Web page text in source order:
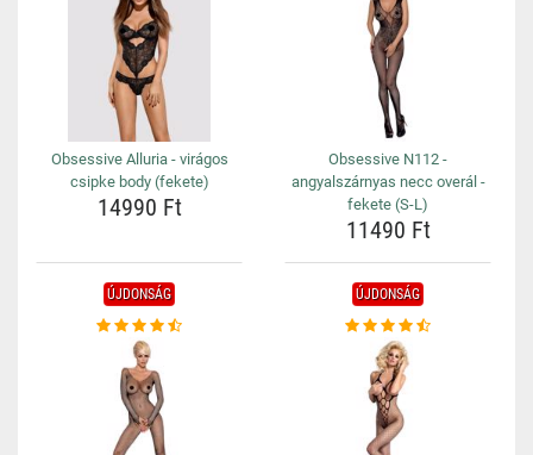
Obsessive Alluria - virágos
csipke body (fekete)
14990 Ft
Obsessive N112 -
angyalszárnyas necc overál -
fekete (S-L)
11490 Ft
ÚJDONSÁG ÚJDONSÁG